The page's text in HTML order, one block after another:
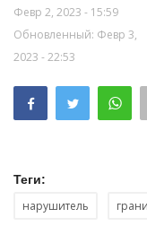
Февр 2, 2023 - 15:59
Обновленный: Февр 3,
2023 - 22:53
Теги:
нарушитель